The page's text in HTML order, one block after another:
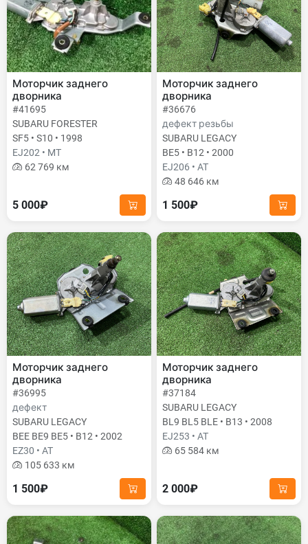
Моторчик заднего
дворника
#41695
SUBARU FORESTER
SF5 • S10 • 1998
EJ202 • MT
62 769 км
5 000₽
Моторчик заднего
дворника
#36676
дефект резьбы
SUBARU LEGACY
BE5 • B12 • 2000
EJ206 • AT
48 646 км
1 500₽
Моторчик заднего
дворника
#36995
дефект
SUBARU LEGACY
BEE BE9 BE5 • B12 • 2002
EZ30 • AT
105 633 км
1 500₽
Моторчик заднего
дворника
#37184
SUBARU LEGACY
BL9 BL5 BLE • B13 • 2008
EJ253 • AT
65 584 км
2 000₽